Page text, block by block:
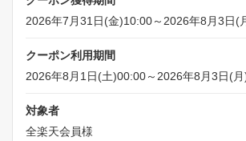
2026年7月31日(金)10:00～2026年8月3日(
クーポン利用期間
2026年8月1日(土)00:00～2026年8月3日(
対象者
全楽天会員様